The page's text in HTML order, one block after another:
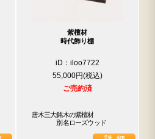
紫檀材
時代飾り棚
iD：iloo7722
55,000円
ご売約済
唐木三大銘木の紫檀材
別名ローズウッド